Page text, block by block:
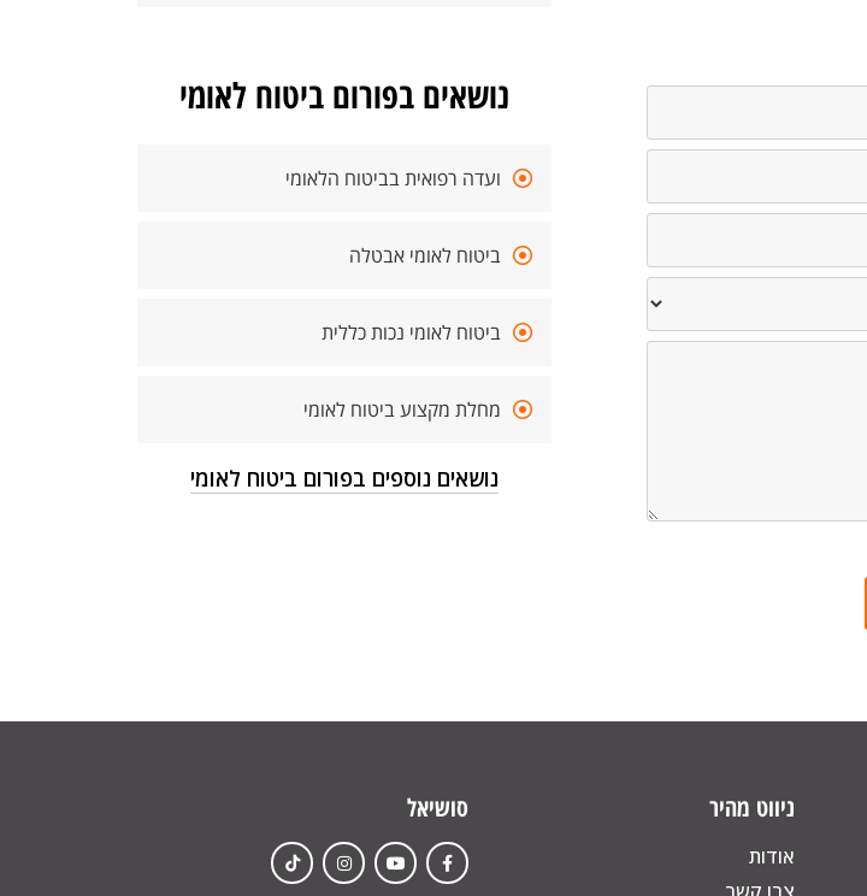
נושאים בפורום ביטוח לאומי
ועדה רפואית בביטוח הלאומי
ביטוח לאומי אבטלה
ביטוח לאומי נכות כללית
מחלת מקצוע ביטוח לאומי
נושאים נוספים בפורום ביטוח לאומי
ניווט מהיר
אודות
סושיאל